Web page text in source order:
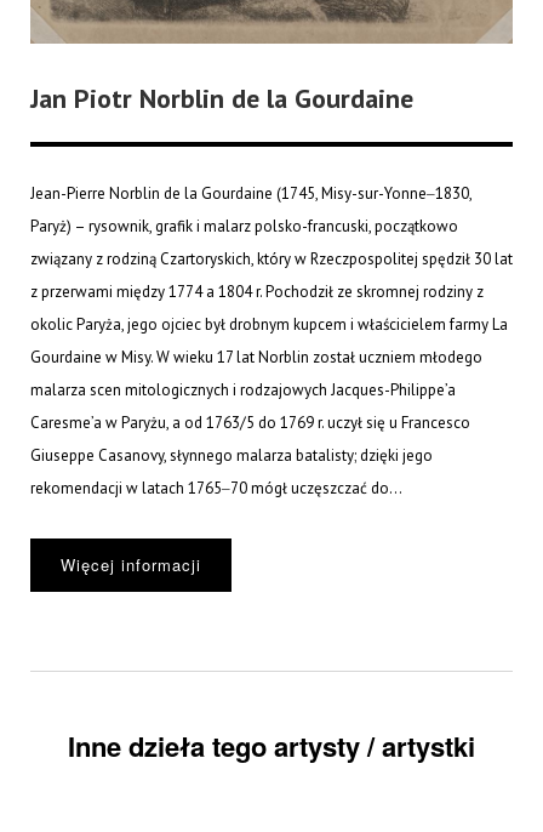
Jan Piotr Norblin de la Gourdaine
Jean-Pierre Norblin de la Gourdaine (1745, Misy-sur-Yonne‒1830,
Paryż) – rysownik, grafik i malarz polsko-francuski, początkowo
związany z rodziną Czartoryskich, który w Rzeczpospolitej spędził 30 lat
z przerwami między 1774 a 1804 r. Pochodził ze skromnej rodziny z
okolic Paryża, jego ojciec był drobnym kupcem i właścicielem farmy La
Gourdaine w Misy. W wieku 17 lat Norblin został uczniem młodego
malarza scen mitologicznych i rodzajowych Jacques-Philippe’a
Caresme’a w Paryżu, a od 1763/5 do 1769 r. uczył się u Francesco
Giuseppe Casanovy, słynnego malarza batalisty; dzięki jego
rekomendacji w latach 1765‒70 mógł uczęszczać do...
Więcej informacji
Inne dzieła tego artysty / artystki